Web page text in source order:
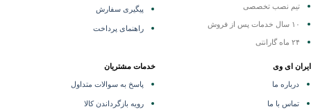
تیم نصب تخصصی
۲۴ ماه گارانتی
پیگیری سفارش
راهنمای پرداخت
ای وی
درباره ما
تماس با ما
خدمات مشتریان
پاسخ به سوالات متداول
رویه بازگرداندن کالا